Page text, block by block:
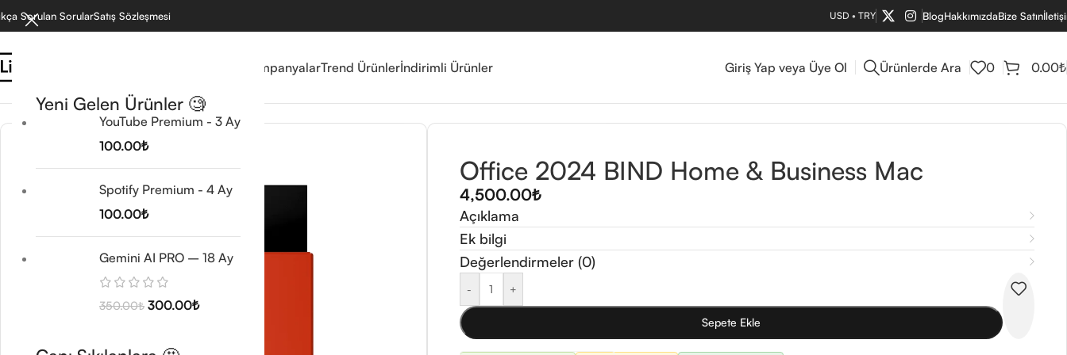
Yeni Gelen Ürünler 🧐
YouTube Premium - 3 Ay
100.00₺
Spotify Premium - 4 Ay
100.00₺
Gemini AI PRO – 18 Ay
350.00₺ 300.00₺
Sorulan SorularSatış Sözleşmesi USD •TRY BlogHakkımızdaBize Satın
KampanyalarTrend Ürünlerİndirimli Ürünler Giriş Yap veya Üye Ol Ürünlerde Ara 0 0.00₺
Ana Sayfa Microsoft Office Lisansları Pro Plus BIND Mac
Office 2024 BIND Home & Business Mac
4,500.00₺
Açıklama
Ek bilgi
Değerlendirmeler (0)
- +
Sepete Ekle